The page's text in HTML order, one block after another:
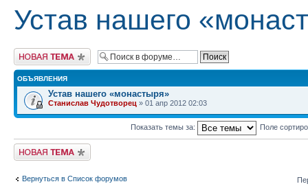
Устав нашего
Новая тема
ОБЪЯВЛЕНИЯ
Устав нашего «монастыря»
Станислав Чудотворец » 01 апр 2012 02:03
Показать темы за: Поле
Новая тема
Вернуться в Список форумов